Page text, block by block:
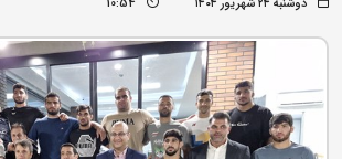
دوشنبه ۲۴ شهریور ۱۴۰۴ 10:54